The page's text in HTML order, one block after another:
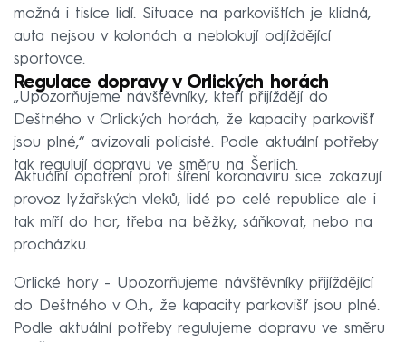
možná i tisíce lidí. Situace na parkovištích je klidná,
auta nejsou v kolonách a neblokují odjíždějící
sportovce.
Regulace dopravy v Orlických horách
„Upozorňujeme návštěvníky, kteří přijíždějí do
Deštného v Orlických horách, že kapacity parkovišť
jsou plné,“ avizovali policisté. Podle aktuální potřeby
tak regulují dopravu ve směru na Šerlich.
Aktuální opatření proti šíření koronaviru sice zakazují
provoz lyžařských vleků, lidé po celé republice ale i
tak míří do hor, třeba na běžky, sáňkovat, nebo na
procházku.
Orlické hory - Upozorňujeme návštěvníky přijíždějící
do Deštného v O.h., že kapacity parkovišť jsou plné.
Podle aktuální potřeby regulujeme dopravu ve směru